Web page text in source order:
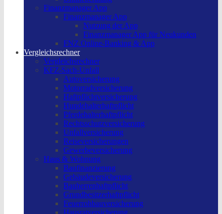
Finanzmanager App
Finanzmanager App
Nutzung der App
Finanzmanager App für Neukunden
FNZ Online-Banking & App
Vergleichsrechner
Vergleichsrechner
KFZ-Sach-Unfall
Autoversicherung
Motorradversicherung
Haftpflichtversicherung
Hundehalterhaftpflicht
Pferdehalterhaftpflicht
Rechtsschutzversicherung
Unfallversicherung
Reiseversicherungen
Gewerbeversicherung
Haus & Wohnung
Baufinanzierung
Gebäudeversicherung
Bauherrenhaftpflicht
Grundbesitzerhaftpflicht
Feuerrohbauversicherung
Hausratversicherung